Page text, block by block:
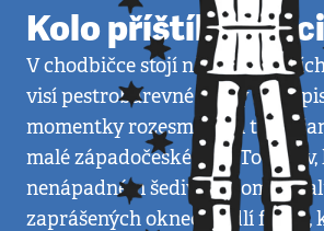
Kolo příštího
V chodbičce stojí několik
visí pestrobarevné dresy s
momentky rozesmátých tváří
malé západočeské obci Touškov,
nenápadném šedivém domě s
zaprášených oknech sídlí firma,